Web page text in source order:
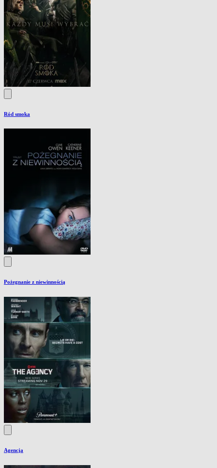
Ród smoka
Pożegnanie z niewinnością
Agencja